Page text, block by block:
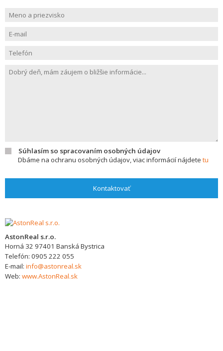
Súhlasím so spracovaním osobných údajov
Dbáme na ochranu osobných údajov, viac informácií nájdete tu
Kontaktovať
AstonReal s.r.o.
Horná 32 97401 Banská Bystrica
Telefón: 0905 222 055
E-mail: info@astonreal.sk
Web: www.AstonReal.sk